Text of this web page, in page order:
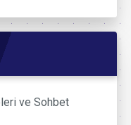
ve Sohbet